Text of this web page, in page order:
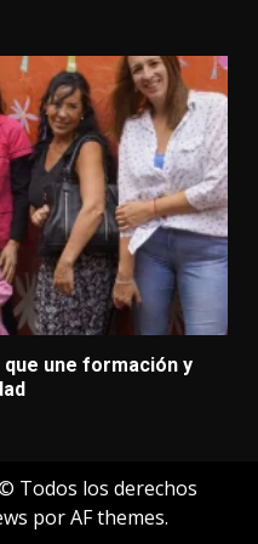
que une formación y
Todos los derechos
por AF themes.